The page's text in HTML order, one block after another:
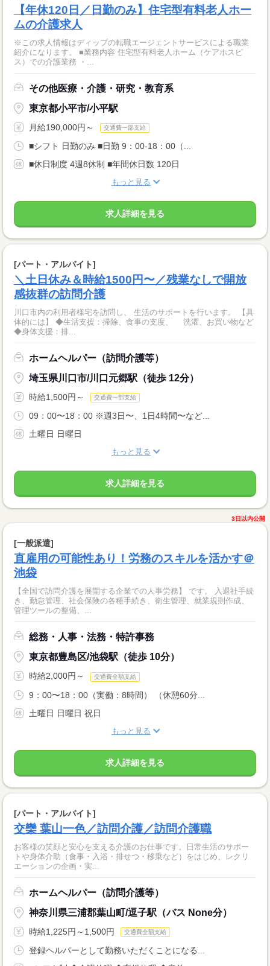
【年休120日／日勤のみ】住宅型有料老人ホー
ムの介護求人
※この求人情報はディップの転職エージェントサービスによる職業
紹介になります。 ■業務内容 住宅型有料老人ホーム（ケアホスピ
ス）での介護業務 ・...
その他医療・介護・研究・教育系
東京都小平市/小平駅
月給190,000円～ 交通費一部支給
■シフト 日勤のみ ■日勤 9：00-18：00（...
■休日制度 4週8休制 ■年間休日数 120日
もっと見る
求人詳細を見る
[パート・アルバイト]
＼土日休み＆時給1500円〜／残業なしで開放
感抜群の訪問介護
川口市内の利用者様宅を訪問し、 生活のサポートを行います。 【具
体的には】 ◆生活支援：掃除、食事の支度、 洗濯、お買い物など
◆身体支援：排...
ホームヘルパー（訪問介護等）
埼玉県川口市/川口元郷駅（徒歩 12分）
時給1,500円～ 交通費一部支給
09：00〜18：00 ※週3日〜、1日4時間〜など...
土曜日 日曜日
もっと見る
求人詳細を見る
3日以内公開
[一般派遣]
直雇用の可能性あり！労務のスキルを活かす＠
池袋
【全国で訪問介護を展開する企業での人事労務】 です。 入退社手続
き、勤怠管理、社会保険の各種手続き、衛生管理、就業規則作成、
管理ツールの整備、...
総務・人事・法務・特許事務
東京都豊島区/池袋駅（徒歩 10分）
時給2,000円～ 交通費全額支給
9：00〜18：00（実働：8時間） （休憩60分...
土曜日 日曜日 祝日
もっと見る
求人詳細を見る
[パート・アルバイト]
交欒 葉山一色／訪問介護／訪問介護職
お客様の笑顔と安心を支える介護のお仕事です。日常生活のサポー
トや身体介助（食事・入浴・排せつ・移乗など）をはじめ、レクリ
エーションの企画・実...
ホームヘルパー（訪問介護等）
神奈川県三浦郡葉山町/逗子駅（バス None分）
時給1,225円～1,500円 交通費全額支給
登録ヘルパーとして勤務いただくことになる...